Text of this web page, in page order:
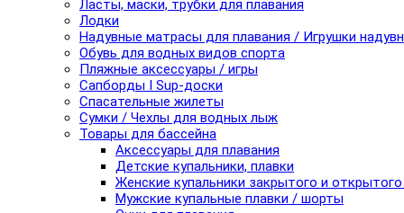
Ласты, маски, трубки для плавания
Лодки
Надувные матрасы для плавания / Игрушки
Обувь для водных видов спорта
Пляжные аксессуары / игры
Сапборды I Sup-доски
Спасательные жилеты
Сумки / Чехлы для водных лыж
Товары для бассейна
Аксессуары для плавания
Детские купальники, плавки
Женские купальники закрытого и
Мужские купальные плавки / шорты